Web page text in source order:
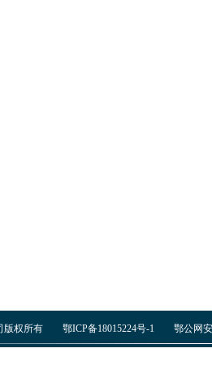
司版权所有 鄂ICP备18015224号-1 鄂公网